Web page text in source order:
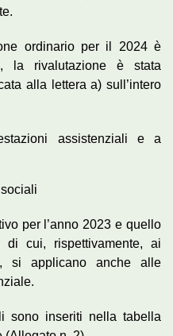
ordinario per il 2024 è
la rivalutazione è stata
alla lettera a) sull’intero
assistenziali e a
per l’anno 2023 e quello
di cui, rispettivamente, ai
si applicano anche alle
sono inseriti nella tabella